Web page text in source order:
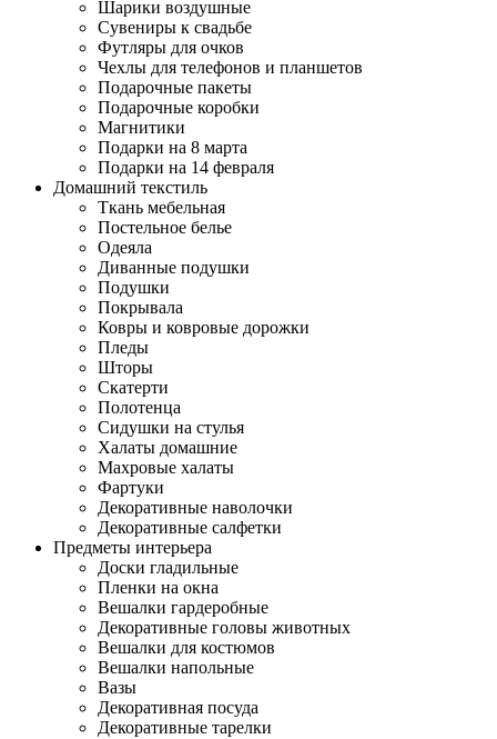
Шарики воздушные
Сувениры к свадьбе
Футляры для очков
Чехлы для телефонов и планшетов
Подарочные пакеты
Подарочные коробки
Магнитики
Подарки на 8 марта
Подарки на 14 февраля
Домашний текстиль
Ткань мебельная
Постельное белье
Одеяла
Диванные подушки
Подушки
Покрывала
Ковры и ковровые дорожки
Пледы
Шторы
Скатерти
Полотенца
Сидушки на стулья
Халаты домашние
Махровые халаты
Фартуки
Декоративные наволочки
Декоративные салфетки
Предметы интерьера
Доски гладильные
Пленки на окна
Вешалки гардеробные
Декоративные головы животных
Вешалки для костюмов
Вешалки напольные
Вазы
Декоративная посуда
Декоративные тарелки